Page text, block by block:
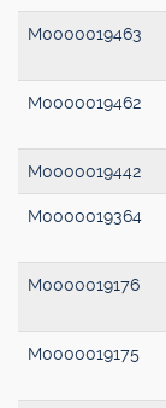
M0000019463
M0000019462
M0000019442
M0000019364
M0000019176
M0000019175